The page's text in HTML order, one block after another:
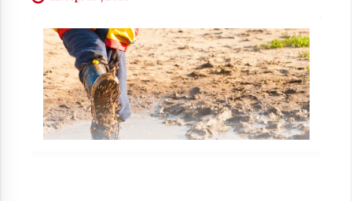
Arrosaren laburpen bideoa Hamaika
Telebistaren eskutik